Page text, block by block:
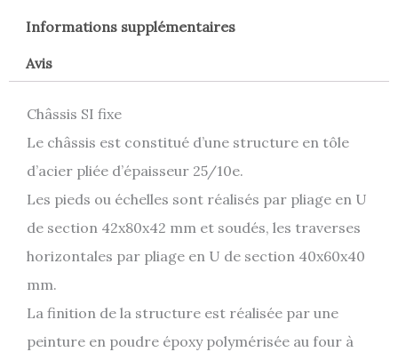
Informations supplémentaires
Avis
Châssis SI fixe
Le châssis est constitué d’une structure en tôle
d’acier pliée d’épaisseur 25/10e.
Les pieds ou échelles sont réalisés par pliage en U
de section 42x80x42 mm et soudés, les traverses
horizontales par pliage en U de section 40x60x40
mm.
La finition de la structure est réalisée par une
peinture en poudre époxy polymérisée au four à